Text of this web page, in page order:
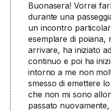
Buonasera! Vorrei
durante una
un incontro
esemplare di poiana,
arrivare, ha iniziato
continuo e poi ha
intorno a me non
smesso di emettere
che non mi sono
passato